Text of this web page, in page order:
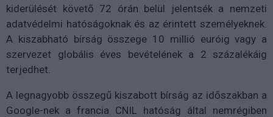
kiderülését követő 72 órán belül jelentsék a nemzeti
adatvédelmi hatóságoknak és az érintett személyeknek.
A kiszabható bírság összege 10 millió euróig vagy a
szervezet globális éves bevételének a 2 százalékáig
terjedhet.
A legnagyobb összegű kiszabott bírság az időszakban a
Google-nek a francia CNIL hatóság által nemrégiben